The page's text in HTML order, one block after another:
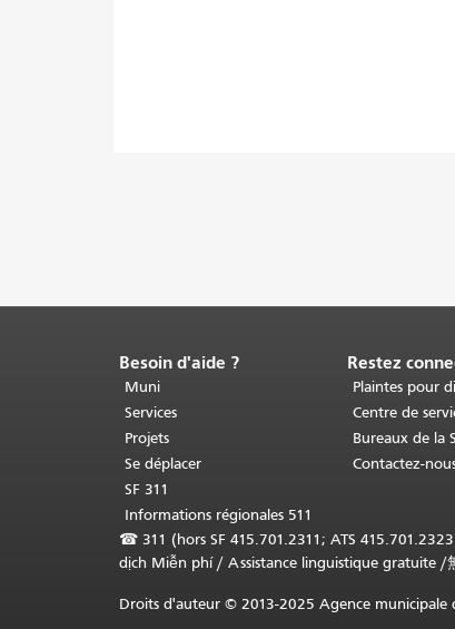
Fin
du
contenu
de
la
page.Le
cette
page
se
Besoin d'aide ?
Muni
Services
Projets
Se déplacer
SF 311
Informations régionales 511
Restez
Plaintes pour
Centre de
Bureaux de la
Contactez-
☎ 311 (hors SF 415.701.2311; ATS
dịch Miễn phí/ Assistance linguistique gratuite /
Droits d'auteur © 2013-2025 Agence municipale